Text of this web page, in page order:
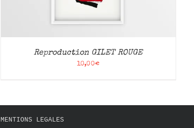
Reproduction GILET ROUGE
10,00€
MENTIONS LEGALES